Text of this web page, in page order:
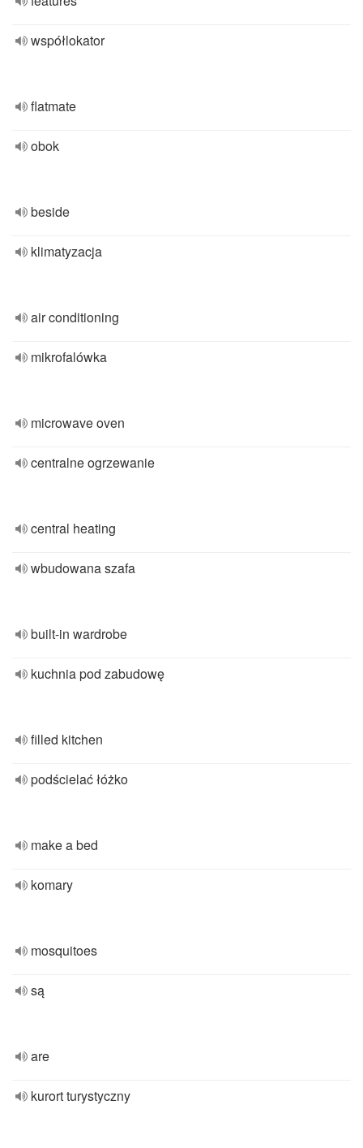
współlokator
flatmate
obok
beside
klimatyzacja
air conditioning
mikrofalówka
microwave oven
centralne ogrzewanie
central heating
wbudowana szafa
built-in wardrobe
kuchnia pod zabudowę
filled kitchen
podścielać łóżko
make a bed
komary
mosquitoes
są
are
kurort turystyczny